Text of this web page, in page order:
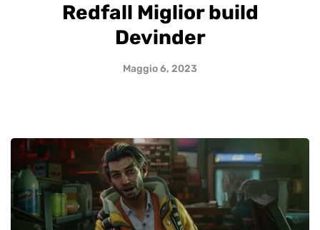
Redfall Miglior build
Devinder
Maggio 6, 2023